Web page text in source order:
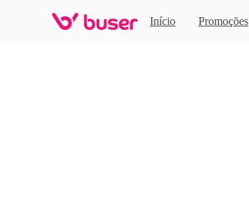
Início Promoções
Home